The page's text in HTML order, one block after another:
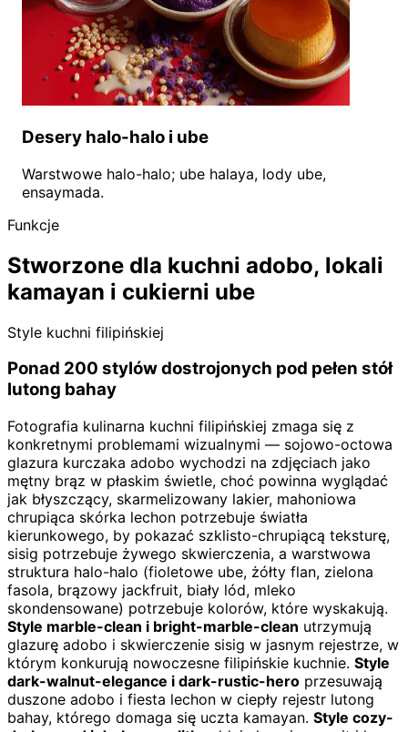
Desery halo-halo i ube
Warstwowe halo-halo; ube halaya, lody ube,
ensaymada.
Funkcje
Stworzone dla kuchni adobo, lokali
kamayan i cukierni ube
Style kuchni filipińskiej
Ponad 200 stylów dostrojonych pod pełen stół
lutong bahay
Fotografia kulinarna kuchni filipińskiej zmaga się z
konkretnymi problemami wizualnymi — sojowo-octowa
glazura kurczaka adobo wychodzi na zdjęciach jako
mętny brąz w płaskim świetle, choć powinna wyglądać
jak błyszczący, skarmelizowany lakier, mahoniowa
chrupiąca skórka lechon potrzebuje światła
kierunkowego, by pokazać szklisto-chrupiącą teksturę,
sisig potrzebuje żywego skwierczenia, a warstwowa
struktura halo-halo (fioletowe ube, żółty flan, zielona
fasola, brązowy jackfruit, biały lód, mleko
skondensowane) potrzebuje kolorów, które wyskakują.
Style marble-clean i bright-marble-clean utrzymują
glazurę adobo i skwierczenie sisig w jasnym rejestrze, w
którym konkurują nowoczesne filipińskie kuchnie. Style
dark-walnut-elegance i dark-rustic-hero przesuwają
duszone adobo i fiesta lechon w ciepły rejestr lutong
bahay, którego domaga się uczta kamayan. Style cozy-